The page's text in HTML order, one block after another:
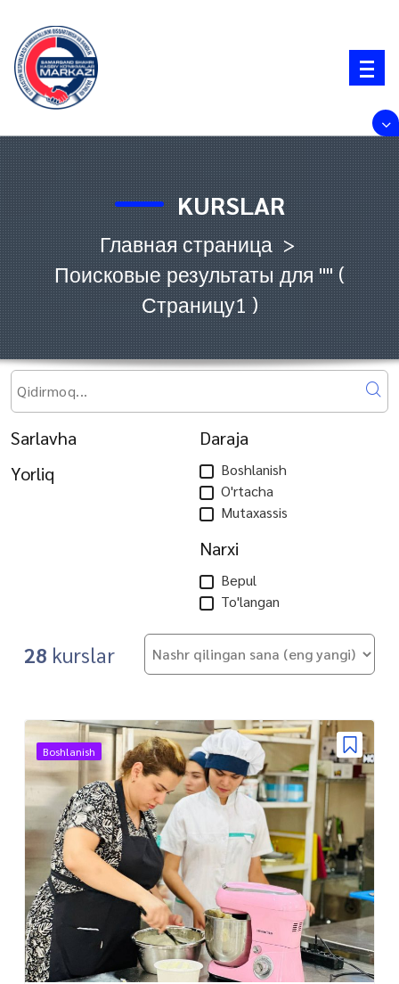
содержимому
KURSLAR
Главная страница>
Поисковые результаты для ""(
Страницу1 )
Sarlavha
Yorliq
Daraja
Boshlanish
O'rtacha
Mutaxassis
Narxi
Bepul
To'langan
28 kurslar
Boshlanish